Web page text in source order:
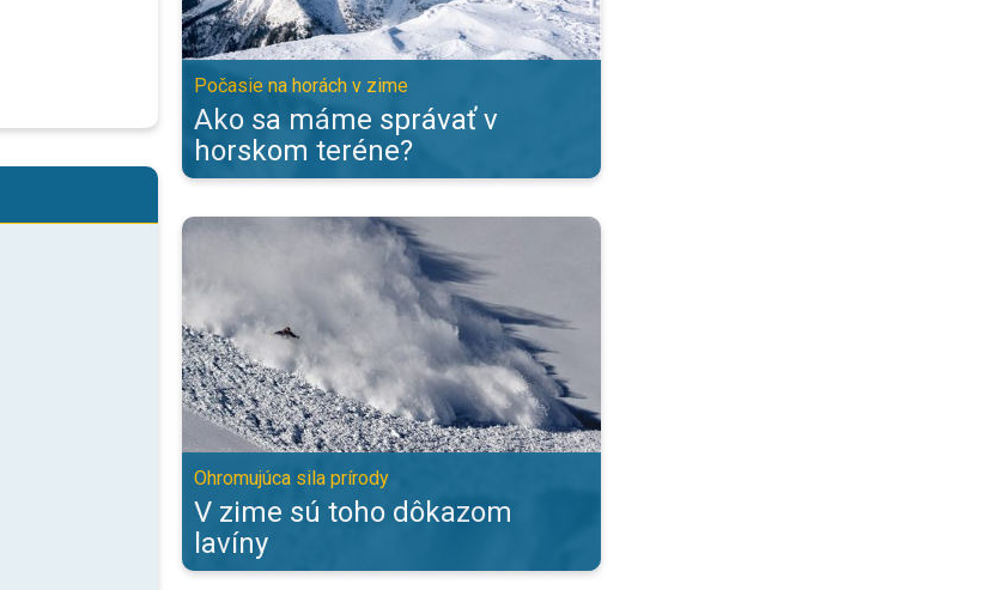
Počasie na horách v zime
Ako sa máme správať v
horskom teréne?
V zime sú toho dôkazom lavíny. Ohromujúca sila prírody. . .
Ohromujúca sila prírody
V zime sú toho dôkazom
lavíny